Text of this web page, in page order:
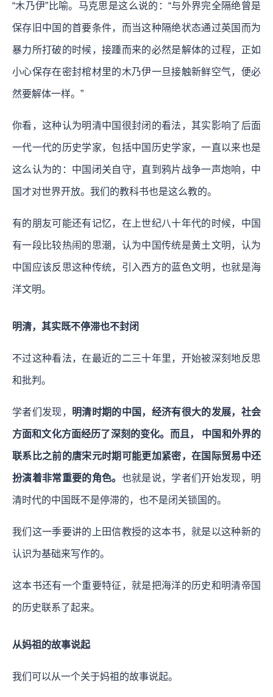
“木乃伊”比喻。马克思是这么说的：“与外界完全隔绝曾是
保存旧中国的首要条件，而当这种隔绝状态通过英国而为
暴力所打破的时候，接踵而来的必然是解体的过程，正如
小心保存在密封棺材里的木乃伊一旦接触新鲜空气，便必
然要解体一样。”
你看，这种认为明清中国很封闭的看法，其实影响了后面
一代一代的历史学家，包括中国历史学家，一直以来也是
这么认为的：中国闭关自守，直到鸦片战争一声炮响，中
国才对世界开放。我们的教科书也是这么教的。
有的朋友可能还有记忆，在上世纪八十年代的时候，中国
有一段比较热闹的思潮，认为中国传统是黄土文明，认为
中国应该反思这种传统，引入西方的蓝色文明，也就是海
洋文明。
明清，其实既不停滞也不封闭
不过这种看法，在最近的二三十年里，开始被深刻地反思
和批判。
学者们发现， 明清时期的中国，经济有很大的发展，社会
方面和文化方面经历了深刻的变化。而且， 中国和外界的
联系比之前的唐宋元时期可能更加紧密，在国际贸易中还
扮演着非常重要的角色。 也就是说，学者们开始发现，明
清时代的中国既不是停滞的，也不是闭关锁国的。
我们这一季要讲的上田信教授的这本书，就是以这种新的
认识为基础来写作的。
这本书还有一个重要特征，就是把海洋的历史和明清帝国
的历史联系了起来。
从妈祖的故事说起
我们可以从一个关于妈祖的故事说起。